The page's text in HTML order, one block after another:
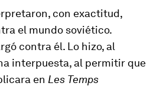
con exactitud,
el mundo soviético.
contra él. Lo hizo, al
interpuesta, al permitir que
en Les Temps